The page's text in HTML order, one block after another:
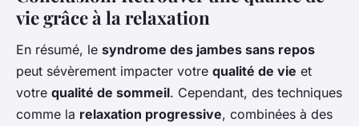
vie grâce à la relaxation
En résumé, le syndrome des jambes sans repos
peut sévèrement impacter votre qualité de vie et
votre qualité de sommeil. Cependant, des techniques
comme la relaxation progressive, combinées à des